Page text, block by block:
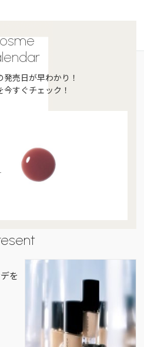
売日が早わかり！
すぐチェック！
を